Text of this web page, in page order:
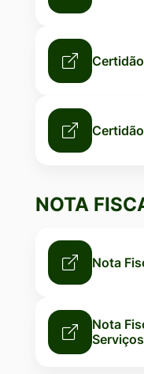
NOTA
Nota
Nota
Serviços